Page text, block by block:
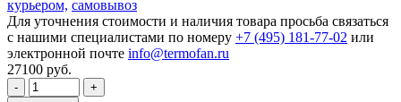
курьером, самовывоз
Для уточнения стоимости и наличия товара просьба связаться
с нашими специалистами по номеру +7 (495) 181-77-02 или
электронной почте info@termofan.ru
27100 руб.
- +